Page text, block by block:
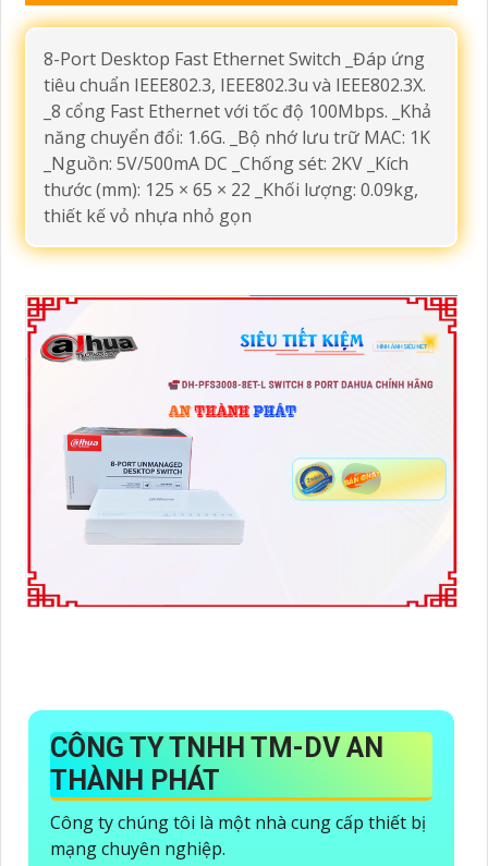
8-Port Desktop Fast Ethernet Switch _Đáp ứng
tiêu chuẩn IEEE802.3, IEEE802.3u và IEEE802.3X.
_8 cổng Fast Ethernet với tốc độ 100Mbps. _Khả
năng chuyển đổi: 1.6G. _Bộ nhớ lưu trữ MAC: 1K
_Nguồn: 5V/500mA DC _Chống sét: 2KV _Kích
thước (mm): 125 × 65 × 22 _Khối lượng: 0.09kg,
thiết kế vỏ nhựa nhỏ gọn
CÔNG TY TNHH TM-DV AN
THÀNH PHÁT
Công ty chúng tôi là một nhà cung cấp thiết bị
mạng chuyên nghiệp.